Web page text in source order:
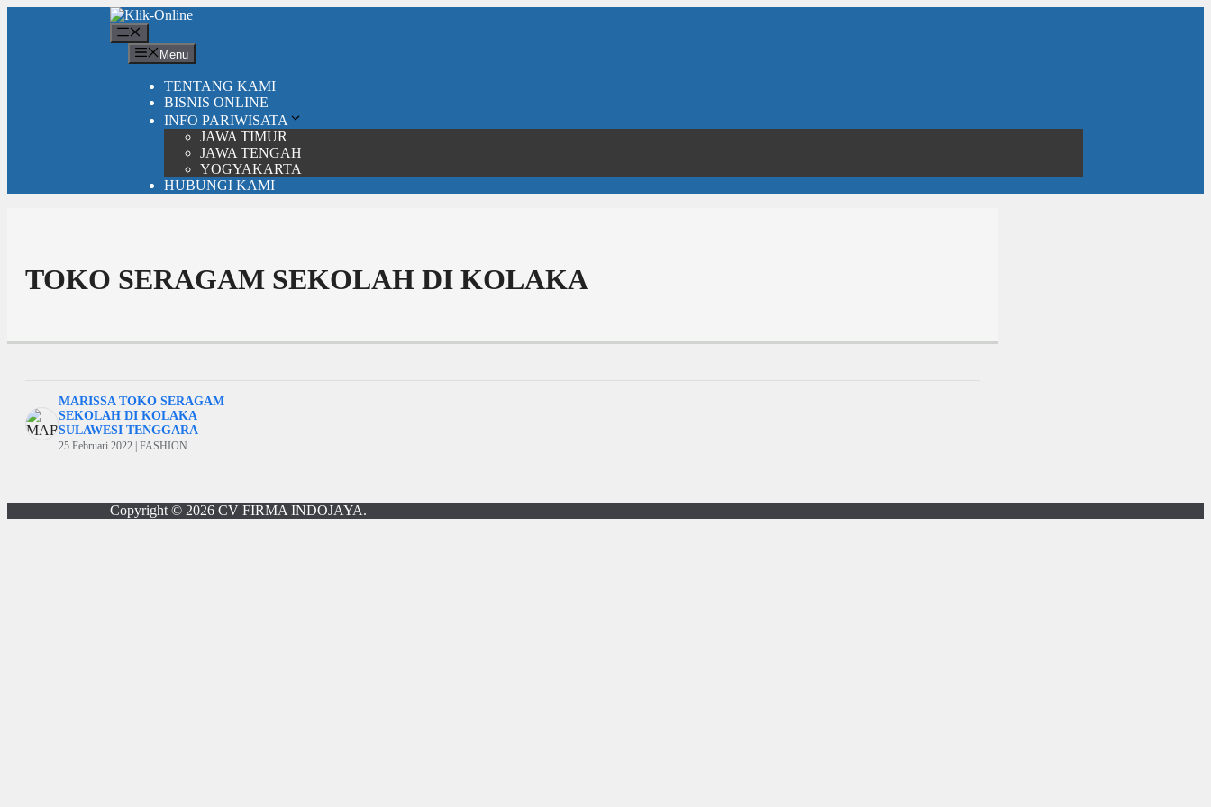
Menu
TENTANG KAMI
BISNIS ONLINE
INFO PARIWISATA
JAWA TIMUR
JAWA TENGAH
YOGYAKARTA
HUBUNGI KAMI
TOKO SERAGAM SEKOLAH DI KOLAKA
MARISSA TOKO SERAGAM
SEKOLAH DI KOLAKA
SULAWESI TENGGARA
25 Februari 2022 | FASHION
Copyright © 2026 CV FIRMA INDOJAYA.